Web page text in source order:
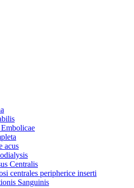
acus
Centralis
centrales peripherice inserti
Sanguinis